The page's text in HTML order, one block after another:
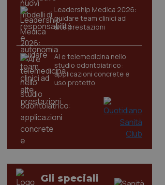
Leadership Medica 2026:
guidare team clinici ad
alte prestazioni
AI e telemedicina nello
studio odontoiatrico:
applicazioni concrete e
uso protetto
Gli speciali